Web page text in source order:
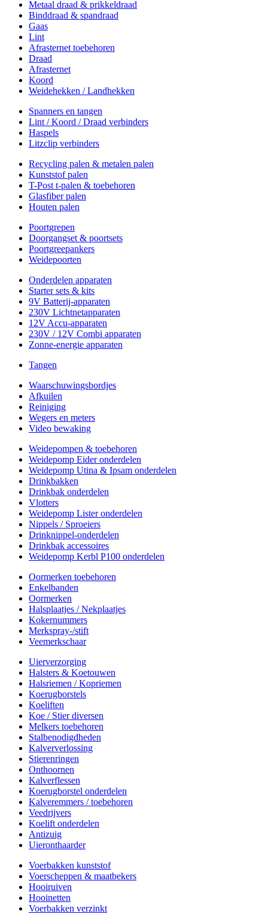
Metaal draad & prikkeldraad
Binddraad & spandraad
Gaas
Lint
Afrasternet toebehoren
Draad
Afrasternet
Koord
Weidehekken / Landhekken
Spanners en tangen
Lint / Koord / Draad verbinders
Haspels
Litzclip verbinders
Recycling palen & metalen palen
Kunststof palen
T-Post t-palen & toebehoren
Glasfiber palen
Houten palen
Poortgrepen
Doorgangset & poortsets
Poortgreepankers
Weidepoorten
Onderdelen apparaten
Starter sets & kits
9V Batterij-apparaten
230V Lichtnetapparaten
12V Accu-apparaten
230V / 12V Combi apparaten
Zonne-energie apparaten
Tangen
Waarschuwingsbordjes
Afkuilen
Reiniging
Wegers en meters
Video bewaking
Weidepompen & toebehoren
Weidepomp Eider onderdelen
Weidepomp Utina & Ipsam onderdelen
Drinkbakken
Drinkbak onderdelen
Vlotters
Weidepomp Lister onderdelen
Nippels / Sproeiers
Drinknippel-onderdelen
Drinkbak accessoires
Weidepomp Kerbl P100 onderdelen
Oormerken toebehoren
Enkelbanden
Oormerken
Halsplaatjes / Nekplaatjes
Kokernummers
Merkspray-/stift
Veemerkschaar
Uierverzorging
Halsters & Koetouwen
Halsriemen / Kopriemen
Koerugborstels
Koeliften
Koe / Stier diversen
Melkers toebehoren
Stalbenodigdheden
Kalververlossing
Stierenringen
Onthoornen
Kalverflessen
Koerugborstel onderdelen
Kalveremmers / toebehoren
Veedrijvers
Koelift onderdelen
Antizuig
Uieronthaarder
Voerbakken kunststof
Voerscheppen & maatbekers
Hooiruiven
Hooinetten
Voerbakken verzinkt